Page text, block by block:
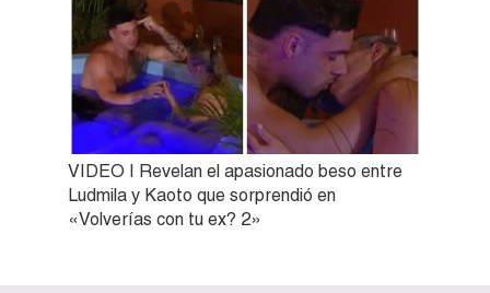
VIDEO | Revelan el apasionado beso entre
Ludmila y Kaoto que sorprendió en
«Volverías con tu ex? 2»